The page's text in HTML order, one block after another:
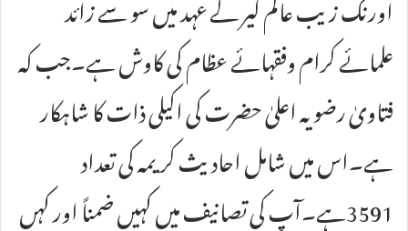
علمائے کرام وفقہائے عظام کی کاوش ہے۔جب کہ
فتاویٰ رضویہ اعلیٰ حضرت کی اکیلی ذات کا شاہکار
ہے۔اس میں شامل احادیث کریمہ کی تعداد
3591ہے۔آپ کی تصانیف میں کہیں ضمناً اور کہں